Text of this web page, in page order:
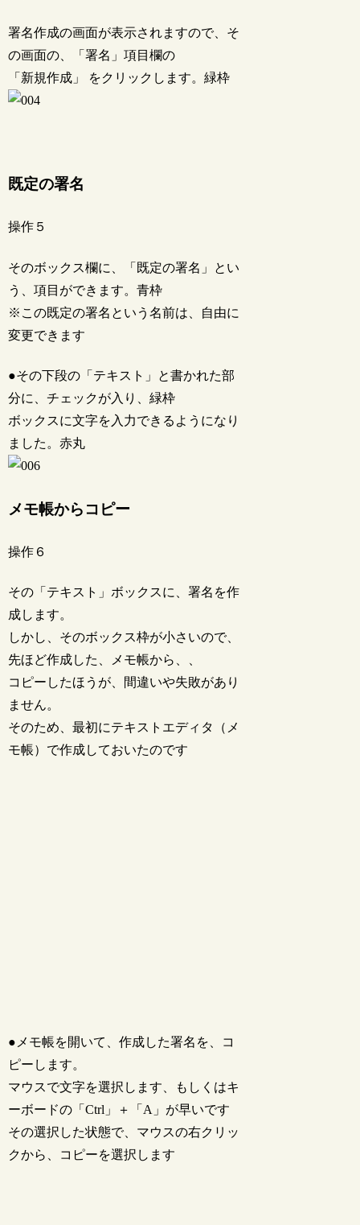
署名作成の画面が表示されますので、そ
の画面の、「署名」項目欄の
「新規作成」 をクリックします。緑枠
既定の署名
操作５
そのボックス欄に、「既定の署名」とい
う、項目ができます。青枠
※この既定の署名という名前は、自由に
変更できます
●その下段の「テキスト」と書かれた部
分に、チェックが入り、緑枠
ボックスに文字を入力できるようになり
ました。赤丸
メモ帳からコピー
操作６
その「テキスト」ボックスに、署名を作
成します。
しかし、そのボックス枠が小さいので、
先ほど作成した、メモ帳から、、
コピーしたほうが、間違いや失敗があり
ません。
そのため、最初にテキストエディタ（メ
モ帳）で作成しておいたのです
●メモ帳を開いて、作成した署名を、コ
ピーします。
マウスで文字を選択します、もしくはキ
ーボードの「Ctrl」＋「A」が早いです
その選択した状態で、マウスの右クリッ
クから、コピーを選択します